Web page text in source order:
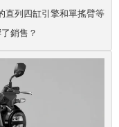
直列四缸引擎和單搖臂等
銷售？